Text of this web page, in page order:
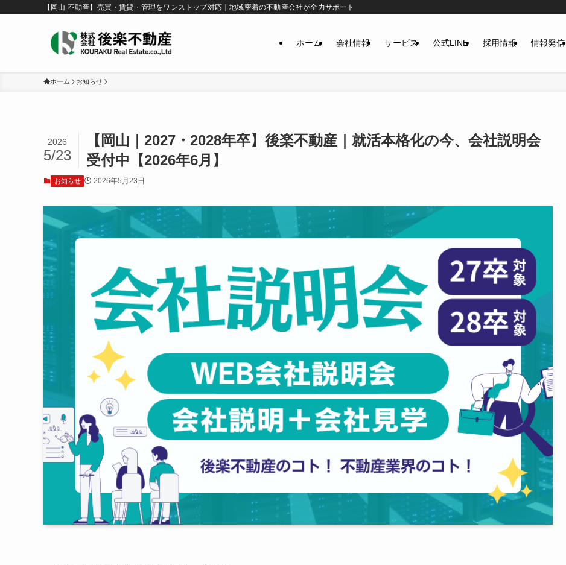
【岡山 不動産】売買・賃貸・管理をワンストップ対応｜地域密着の不動産会社が全力サポート
ホーム 会社情報 サービス 公式LINE 採用情報 情報発信
ホーム お知らせ
【岡山｜2027・2028年卒】後楽不動産｜就活本格化の今、会社説明会
受付中【2026年6月】
2026
5/23
お知らせ 2026年5月23日